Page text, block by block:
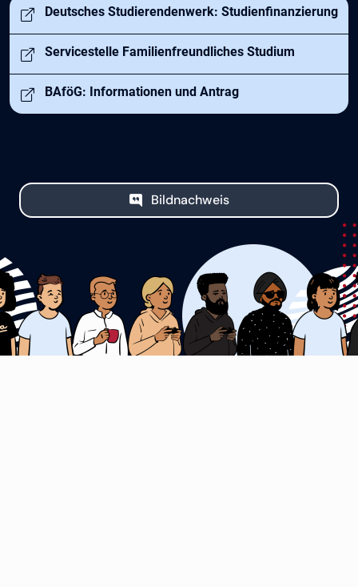
Öffnet in neuem Tab
Deutsches Studierendenwerk: Studienfinanzierung
Öffnet in neuem Tab
Servicestelle Familienfreundliches Studium
Öffnet in neuem Tab
BAföG: Informationen und Antrag
Bildnachweis